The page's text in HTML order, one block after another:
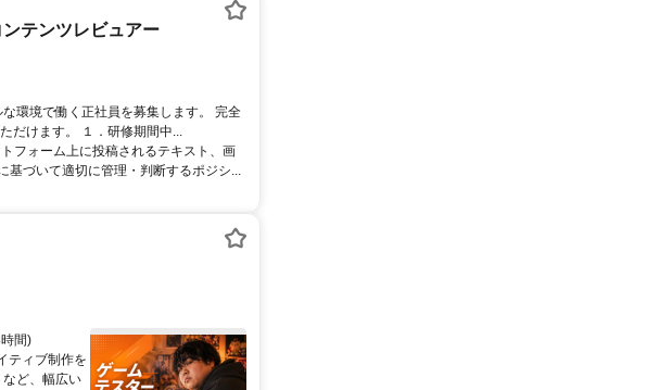
テンツレビュアー
環境で働く正社員を募集します。 完全
だけます。 １．研修期間中...
フォーム上に投稿されるテキスト、画
基づいて適切に管理・判断するポジシ...
間)
ティブ制作を
ど、幅広い